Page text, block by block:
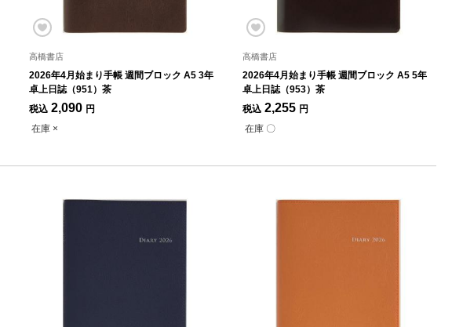
高橋書店
2026年4月始まり手帳 週間ブロック A5 3年
卓上日誌（951）茶
税込 2,090 円
在庫 ×
高橋書店
2026年4月始まり手帳 週間ブロック A5 5年
卓上日誌（953）茶
税込 2,255 円
在庫 〇